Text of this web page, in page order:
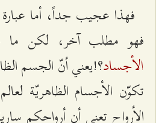
فهذا عجيب جداً، أما عبارة
فهو مطلب آخر، لكن ما
الأجساد؟!يعني أنّ الجسم
تكوّن الأجسام الظاهريّة
الأرواح تعني أن أرواحكم